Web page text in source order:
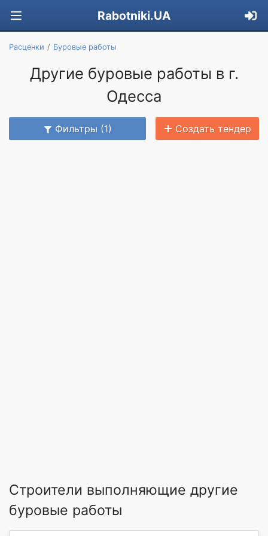
Rabotniki.UA
Расценки Буровые работы
Другие буровые работы в г.
Одесса
Фильтры (1) Создать тендер
Строители выполняющие другие
буровые работы